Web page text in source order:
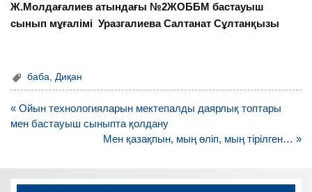
Ж.Молдағалиев атындағы №2ЖОББМ бастауыш
сынып мұғалімі Уразгалиева Салтанат Сұлтанқызы
баба Диқан
Навигация
по
« Ойын технологияларын мектепалды даярлық топтары
мен бастауыш сыныпта қолдану
Мен қазақпын, мың өліп, мың тірілген… »